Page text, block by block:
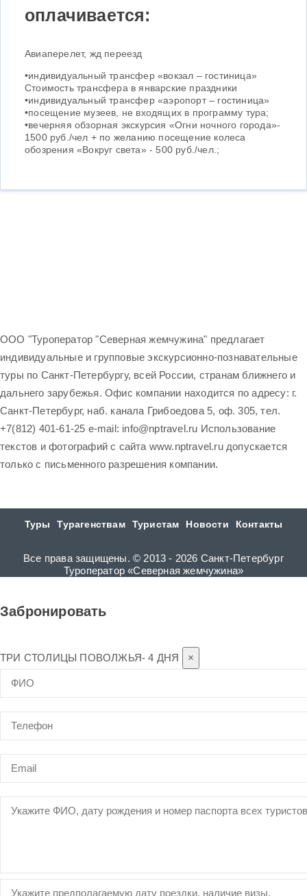
оплачивается:
Авиаперелет, жд переезд
•индивидуальный трансфер «вокзал – гостиница»
Стоимость трансфера в январские праздники
•индивидуальный трансфер «аэропорт – гостиница»
•посещение музеев, не входящих в программу тура;
•вечерняя обзорная экскурсия «Огни ночного города»-
1500 руб./чел + по желанию посещение колеса
обозрения «Вокруг света» - 500 руб./чел.;
ООО "Туроператор "Северная жемчужина" предлагает
индивидуальные и групповые экскурсионно-познавательные
туры по Санкт-Петербургу, всей России, странам ближнего и
дальнего зарубежья. Офис компании находится по адресу: г.
Санкт-Петербург, наб. канала Грибоедова 5, оф. 305, тел.
+7(812) 401-61-25 e-mail: info@nptravel.ru Использование
текстов и фотографий с сайта www.nptravel.ru допускается
только с письменного разрешения компании.
Все права защищены. © 2013 - 2026 Санкт-Петербург
Туроператор «Северная жемчужина»
Туры Турагенствам Туристам Новости Контакты
Забронировать
ТРИ СТОЛИЦЫ ПОВОЛЖЬЯ- 4 ДНЯ ×